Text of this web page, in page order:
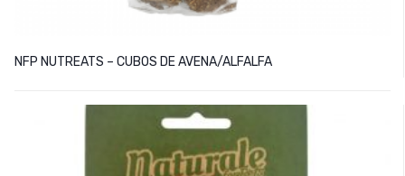
NFP NUTREATS – CUBOS DE AVENA/ALFALFA